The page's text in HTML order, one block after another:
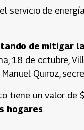
servicio de
de mitigar
18 de octubre,
Quiroz,
tiene un valor de
hogares.